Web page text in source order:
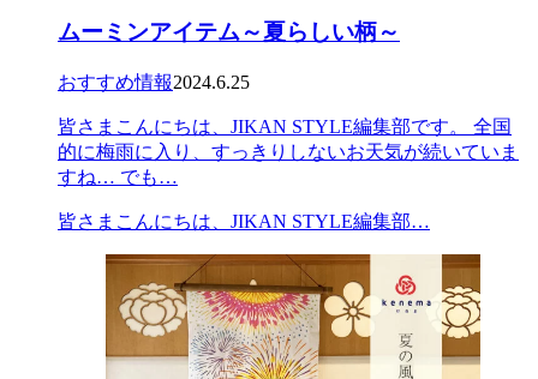
ムーミンアイテム～夏らしい柄～
おすすめ情報2024.6.25
皆さまこんにちは、JIKAN STYLE編集部です。 全国
的に梅雨に入り、すっきりしないお天気が続いていま
すね… でも…
皆さまこんにちは、JIKAN STYLE編集部…